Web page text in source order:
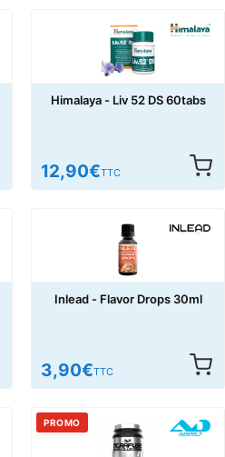
Himalaya - Liv 52 DS 60tabs
12,90€TTC
Inlead - Flavor Drops 30ml
3,90€TTC
PROMO